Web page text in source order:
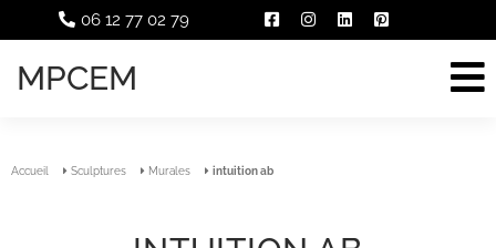
06 12 77 02 79
MPCEM
Accueil Sculptures Murales intuition ab